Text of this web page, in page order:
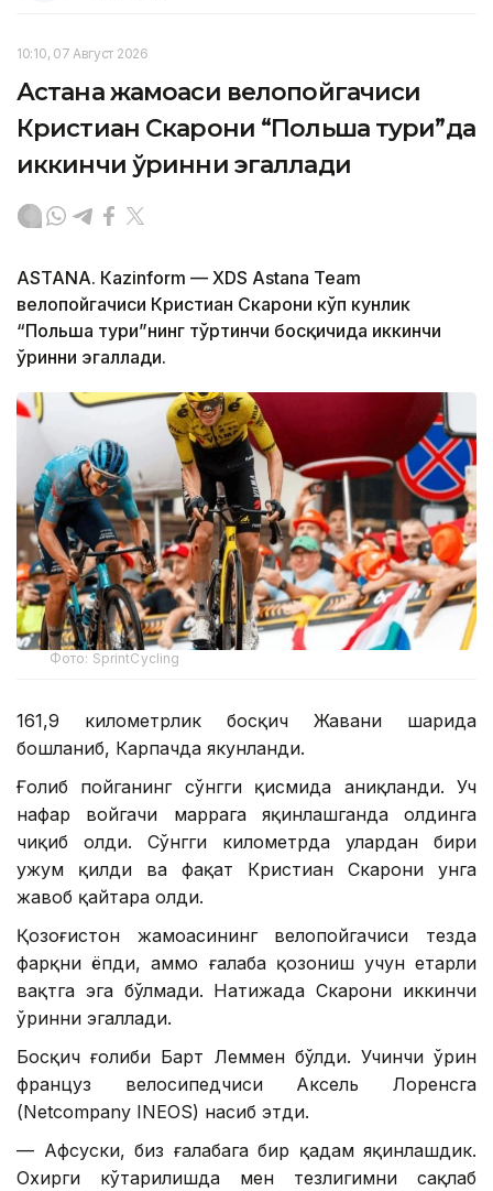
10:10, 07 Август 2026
Астана жамоаси велопойгачиси
Кристиан Скарони “Польша тури”да
иккинчи ўринни эгаллади
ASTANА. Кazinform — XDS Astana Team
велопойгачиси Кристиан Скарони кўп кунлик
“Польша тури”нинг тўртинчи босқичида иккинчи
ўринни эгаллади.
Фото: SprintCycling
161,9 километрлик босқич Жавани шаҳрида
бошланиб, Карпачда якунланди.
Ғолиб пойганинг сўнгги қисмида аниқланди. Уч
нафар войгачи маррага яқинлашганда олдинга
чиқиб олди. Сўнгги километрда улардан бири
ҳужум қилди ва фақат Кристиан Скарони унга
жавоб қайтара олди.
Қозоғистон жамоасининг велопойгачиси тезда
фарқни ёпди, аммо ғалаба қозониш учун етарли
вақтга эга бўлмади. Натижада Скарони иккинчи
ўринни эгаллади.
Босқич ғолиби Барт Леммен бўлди. Учинчи ўрин
француз велосипедчиси Аксель Лоренсга
(Netcompany INEOS) насиб этди.
— Афсуски, биз ғалабага бир қадам яқинлашдик.
Охирги кўтарилишда мен тезлигимни сақлаб